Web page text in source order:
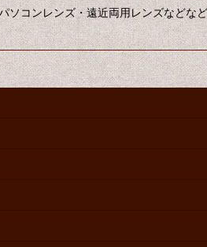
コンレンズ・遠近両用レンズなどな